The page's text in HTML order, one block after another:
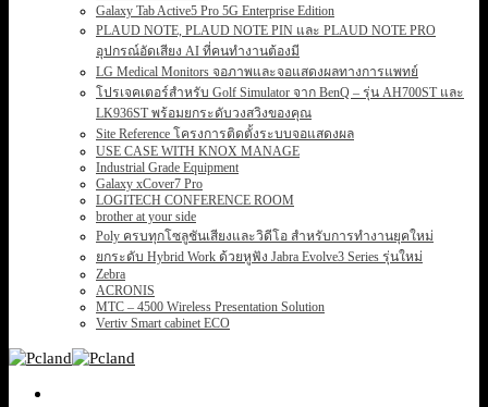
Galaxy Tab Active5 Pro 5G Enterprise Edition
PLAUD NOTE, PLAUD NOTE PIN และ PLAUD NOTE PRO
อุปกรณ์อัดเสียง AI ที่คนทำงานต้องมี
LG Medical Monitors จอภาพและจอแสดงผลทางการแพทย์
โปรเจคเตอร์สำหรับ Golf Simulator จาก BenQ – รุ่น AH700ST และ
LK936ST พร้อมยกระดับวงสวิงของคุณ
Site Reference โครงการติดตั้งระบบจอแสดงผล
USE CASE WITH KNOX MANAGE
Industrial Grade Equipment
Galaxy xCover7 Pro
LOGITECH CONFERENCE ROOM
brother at your side
Poly ครบทุกโซลูชันเสียงและวิดีโอ สำหรับการทำงานยุคใหม่
ยกระดับ Hybrid Work ด้วยหูฟัง Jabra Evolve3 Series รุ่นใหม่
Zebra
ACRONIS
MTC – 4500 Wireless Presentation Solution
Vertiv Smart cabinet ECO